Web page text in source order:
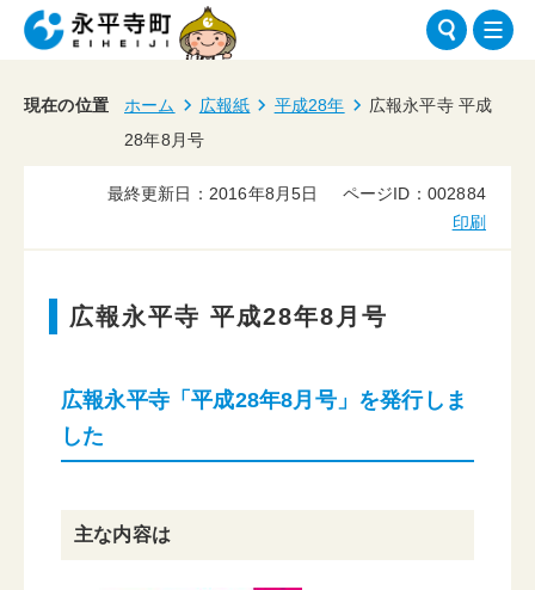
現在の位置 ホーム 広報紙 平成28年
広報永平寺 平成
28年8月号
最終更新日：2016年8月5日
ページID：002884
印刷
広報永平寺 平成28年8月号
広報永平寺「平成28年8月号」を発行しま
した
主な内容は